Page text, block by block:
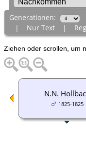
Generationen:
| Nur Text|
Ziehen oder scrollen, um
N.N.
1825-1825